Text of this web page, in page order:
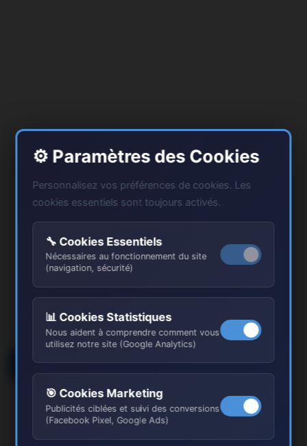
Obtenir l’Itinéraire vers Chaussy
⚙️ Paramètres des Cookies
Personnalisez vos préférences de cookies. Les
cookies essentiels sont toujours activés.
🔧 Cookies Essentiels
Nécessaires au fonctionnement du site
(navigation, sécurité)
📊 Cookies Statistiques
Nous aident à comprendre comment vous
utilisez notre site (Google Analytics)
🎯 Cookies Marketing
Publicités ciblées et suivi des conversions
(Facebook Pixel, Google Ads)